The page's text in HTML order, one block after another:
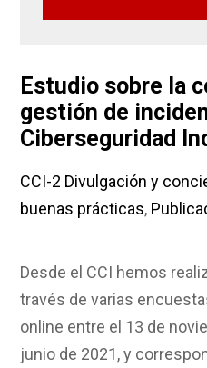
Estudio sobre la
gestión de
Ciberseguridad
CCI-2 Divulgación y
buenas prácticas,
Desde el CCI hemos
través de varias
online entre el 13 de
junio de 2021, y